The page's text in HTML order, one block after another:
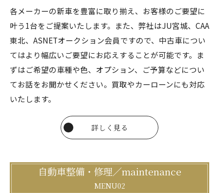
各メーカーの新車を豊富に取り揃え、お客様のご要望に
叶う1台をご提案いたします。また、弊社はJU宮城、CAA
東北、ASNETオークション会員ですので、中古車につい
てはより幅広いご要望にお応えすることが可能です。ま
ずはご希望の車種や色、オプション、ご予算などについ
てお話をお聞かせください。買取やカーローンにも対応
いたします。
詳しく見る
自動車整備・修理／maintenance
MENU02